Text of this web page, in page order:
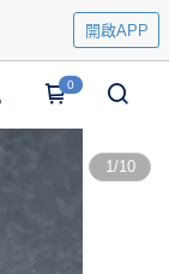
開啟APP
0
1/10